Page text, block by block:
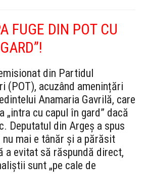
FUGE DIN POT CU
din Partidul
(POT), acuzând amenințări
Anamaria Gavrilă, care
„intra cu capul în gard” dacă
Deputatul din Argeș a spus
mai e tânăr și a părăsit
a evitat să răspundă direct,
sunt „pe cale de